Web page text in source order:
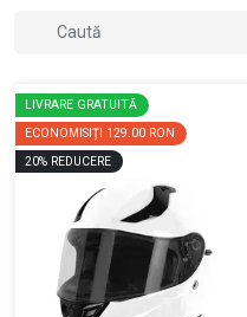
LIVRARE GRATUITĂ
ECONOMISIȚI 129.00 RON
20% REDUCERE